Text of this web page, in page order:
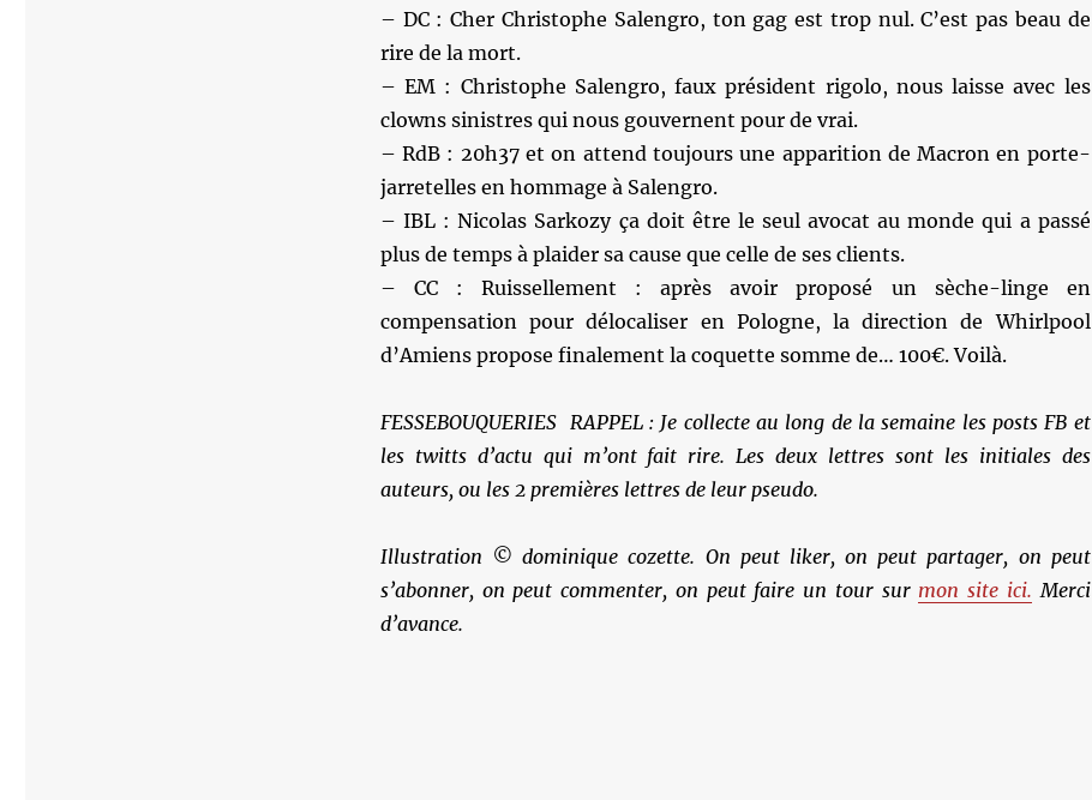
– DC : Cher Christophe Salengro, ton gag est trop nul. C’est pas beau de
rire de la mort.
– EM : Christophe Salengro, faux président rigolo, nous laisse avec les
clowns sinistres qui nous gouvernent pour de vrai.
– RdB : 20h37 et on attend toujours une apparition de Macron en porte-
jarretelles en hommage à Salengro.
– IBL : Nicolas Sarkozy ça doit être le seul avocat au monde qui a passé
plus de temps à plaider sa cause que celle de ses clients.
– CC : Ruissellement : après avoir proposé un sèche-linge en
compensation pour délocaliser en Pologne, la direction de Whirlpool
d’Amiens propose finalement la coquette somme de… 100€. Voilà.
FESSEBOUQUERIES RAPPEL : Je collecte au long de la semaine les posts FB et
les twitts d’actu qui m’ont fait rire. Les deux lettres sont les initiales des
auteurs, ou les 2 premières lettres de leur pseudo.
Illustration © dominique cozette. On peut liker, on peut partager, on peut
s’abonner, on peut commenter, on peut faire un tour sur mon site ici. Merci
d’avance.